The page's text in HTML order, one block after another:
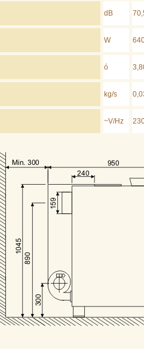
dB
W
ó
kg/s
~V/Hz